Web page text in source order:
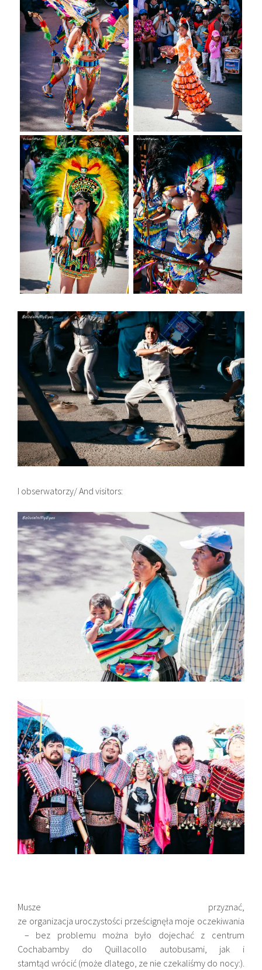
I obserwatorzy/ And visitors:
Musze przyznać,
ze organizacja uroczystości prześcignęła moje oczekiwania
– bez problemu można było dojechać z centrum
Cochabamby do Quillacollo autobusami, jak i
stamtąd wrócić (może dlatego, ze nie czekaliśmy do nocy:).